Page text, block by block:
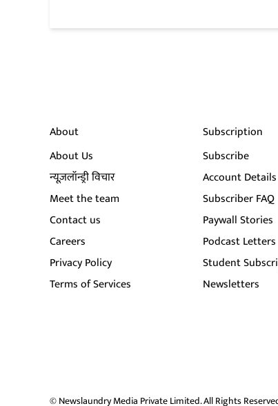
About
About Us
न्यूज़लॉन्ड्री विचार
Meet the team
Contact us
Careers
Privacy Policy
Terms of Services
Subscription
Subscribe
Account Details
Subscriber FAQ
Paywall Stories
Podcast Letters
Student
Newsletters
© Newslaundry Media Private Limited. All Rights